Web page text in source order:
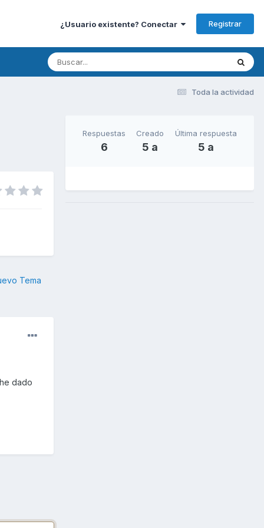
¿Usuario existente? Conectar Registrar
Toda la actividad
Tema
dado
Respuestas
6
Creado
5 a
Última respuesta
5 a